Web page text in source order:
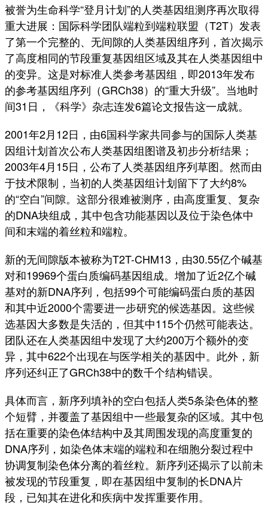
被誉为生命科学“登月计划”的人类基因组测序再次取得
重大进展：国际科学团队端粒到端粒联盟（T2T）发表
了第一个完整的、无间隙的人类基因组序列，首次揭示
了高度相同的节段重复基因组区域及其在人类基因组中
的变异。这是对标准人类参考基因组，即2013年发布
的参考基因组序列（GRCh38）的“重大升级”。当地时
间31日，《科学》杂志连发6篇论文报告这一成就。
2001年2月12日，由6国科学家共同参与的国际人类基
因组计划首次公布人类基因组图谱及初步分析结果；
2003年4月15日，公布了人类基因组序列草图。然而由
于技术限制，当初的人类基因组计划留下了大约8%
的“空白”间隙。这部分很难被测序，由高度重复、复杂
的DNA块组成，其中包含功能基因以及位于染色体中
间和末端的着丝粒和端粒。
新的无间隙版本被称为T2T-CHM13，由30.55亿个碱基
对和19969个蛋白质编码基因组成。增加了近2亿个碱
基对的新DNA序列，包括99个可能编码蛋白质的基因
和其中近2000个需要进一步研究的候选基因。这些候
选基因大多数是失活的，但其中115个仍然可能表达。
团队还在人类基因组中发现了大约200万个额外的变
异，其中622个出现在与医学相关的基因中。此外，新
序列还纠正了GRCh38中的数千个结构错误。
具体而言，新序列填补的空白包括人类5条染色体的整
个短臂，并覆盖了基因组中一些最复杂的区域。其中包
括在重要的染色体结构中及其周围发现的高度重复的
DNA序列，如染色体末端的端粒和在细胞分裂过程中
协调复制染色体分离的着丝粒。新序列还揭示了以前未
被发现的节段重复，即在基因组中复制的长DNA片
段，已知其在进化和疾病中发挥重要作用。